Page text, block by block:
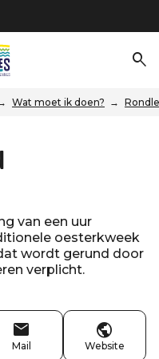
Wat moet ik doen?
van een uur
oesterkweek
wordt gerund door
verplicht.
Mail Website